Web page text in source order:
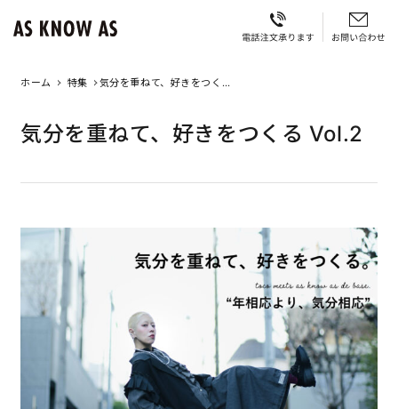
ホーム 特集
気分を重ねて、好きをつく
気分を重ねて、好きをつくる Vol.2